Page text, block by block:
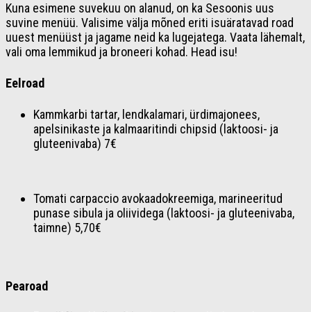
Kuna esimene suvekuu on alanud, on ka Sesoonis uus
suvine menüü. Valisime välja mõned eriti isuäratavad road
uuest menüüst ja jagame neid ka lugejatega. Vaata lähemalt,
vali oma lemmikud ja broneeri kohad. Head isu!
Eelroad
Kammkarbi tartar, lendkalamari, ürdimajonees,
apelsinikaste ja kalmaaritindi chipsid (laktoosi- ja
gluteenivaba) 7€
Tomati carpaccio avokaadokreemiga, marineeritud
punase sibula ja oliividega (laktoosi- ja gluteenivaba,
taimne) 5,70€
Pearoad